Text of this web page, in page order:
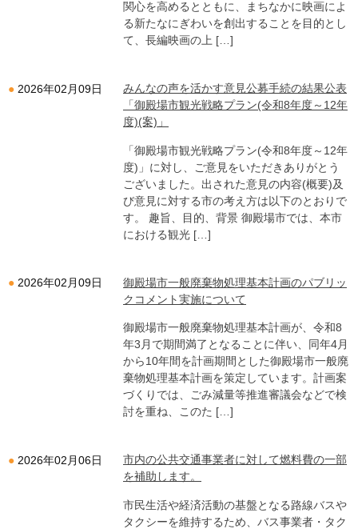
関心を高めるとともに、まちなかに映画によ
る新たなにぎわいを創出することを目的とし
て、長編映画の上 […]
2026年02月09日
みんなの声を活かす意見公募手続の結果公表
「御殿場市観光戦略プラン(令和8年度～12年
度)(案)」
「御殿場市観光戦略プラン(令和8年度～12年
度)」に対し、ご意見をいただきありがとう
ございました。出された意見の内容(概要)及
び意見に対する市の考え方は以下のとおりで
す。 趣旨、目的、背景 御殿場市では、本市
における観光 […]
2026年02月09日
御殿場市一般廃棄物処理基本計画のパブリッ
クコメント実施について
御殿場市一般廃棄物処理基本計画が、令和8
年3月で期間満了となることに伴い、同年4月
から10年間を計画期間とした御殿場市一般廃
棄物処理基本計画を策定しています。計画案
づくりでは、ごみ減量等推進審議会などで検
討を重ね、このた […]
2026年02月06日
市内の公共交通事業者に対して燃料費の一部
を補助します。
市民生活や経済活動の基盤となる路線バスや
タクシーを維持するため、バス事業者・タク